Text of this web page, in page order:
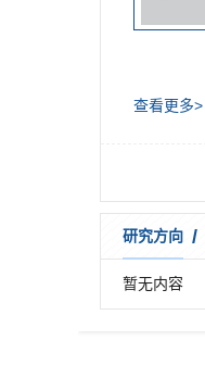
查看更多>
研究方向 /
暂无内容